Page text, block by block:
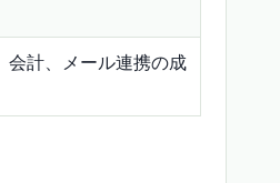
会計、メール連携の成